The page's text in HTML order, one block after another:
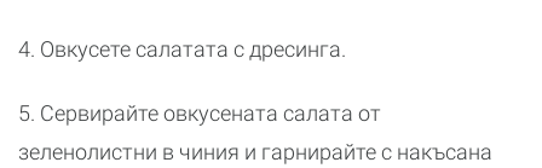
4. Овкусете салатата с дресинга.
5. Сервирайте овкусената салата от
зеленолистни в чиния и гарнирайте с накъсана